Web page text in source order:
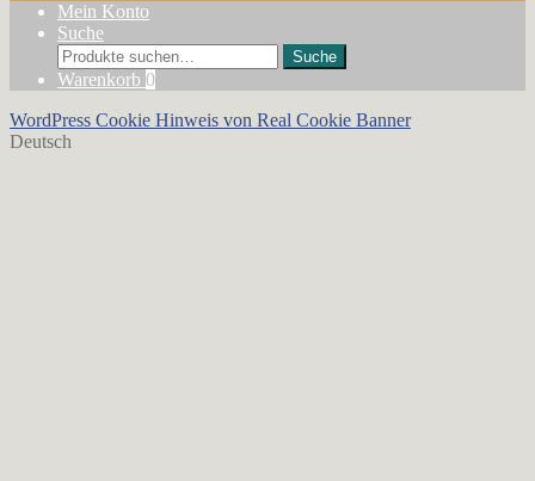
Mein Konto
Suche
Suche
nach:
Suche
Warenkorb 0
WordPress Cookie Hinweis von Real Cookie Banner
Deutsch